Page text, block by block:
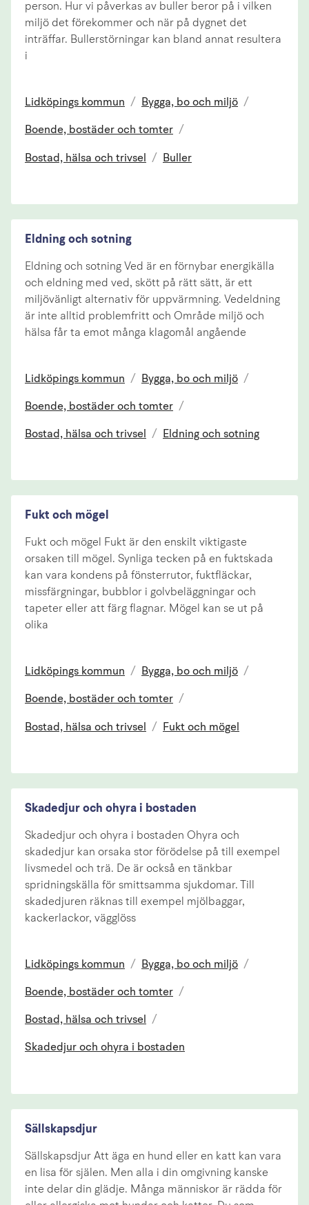
person. Hur vi påverkas av buller beror på i vilken
miljö det förekommer och när på dygnet det
inträffar. Bullerstörningar kan bland annat resultera
i
Lidköpings kommun / Bygga, bo och miljö /
Boende, bostäder och tomter /
Bostad, hälsa och trivsel / Buller
Eldning och sotning
Eldning och sotning Ved är en förnybar energikälla
och eldning med ved, skött på rätt sätt, är ett
miljövänligt alternativ för uppvärmning. Vedeldning
är inte alltid problemfritt och Område miljö och
hälsa får ta emot många klagomål angående
Lidköpings kommun / Bygga, bo och miljö /
Boende, bostäder och tomter /
Bostad, hälsa och trivsel / Eldning och sotning
Fukt och mögel
Fukt och mögel Fukt är den enskilt viktigaste
orsaken till mögel. Synliga tecken på en fuktskada
kan vara kondens på fönsterrutor, fuktfläckar,
missfärgningar, bubblor i golvbeläggningar och
tapeter eller att färg flagnar. Mögel kan se ut på
olika
Lidköpings kommun / Bygga, bo och miljö /
Boende, bostäder och tomter /
Bostad, hälsa och trivsel / Fukt och mögel
Skadedjur och ohyra i bostaden
Skadedjur och ohyra i bostaden Ohyra och
skadedjur kan orsaka stor förödelse på till exempel
livsmedel och trä. De är också en tänkbar
spridningskälla för smittsamma sjukdomar. Till
skadedjuren räknas till exempel mjölbaggar,
kackerlackor, vägglöss
Lidköpings kommun / Bygga, bo och miljö /
Boende, bostäder och tomter /
Bostad, hälsa och trivsel /
Skadedjur och ohyra i bostaden
Sällskapsdjur
Sällskapsdjur Att äga en hund eller en katt kan vara
en lisa för själen. Men alla i din omgivning kanske
inte delar din glädje. Många människor är rädda för